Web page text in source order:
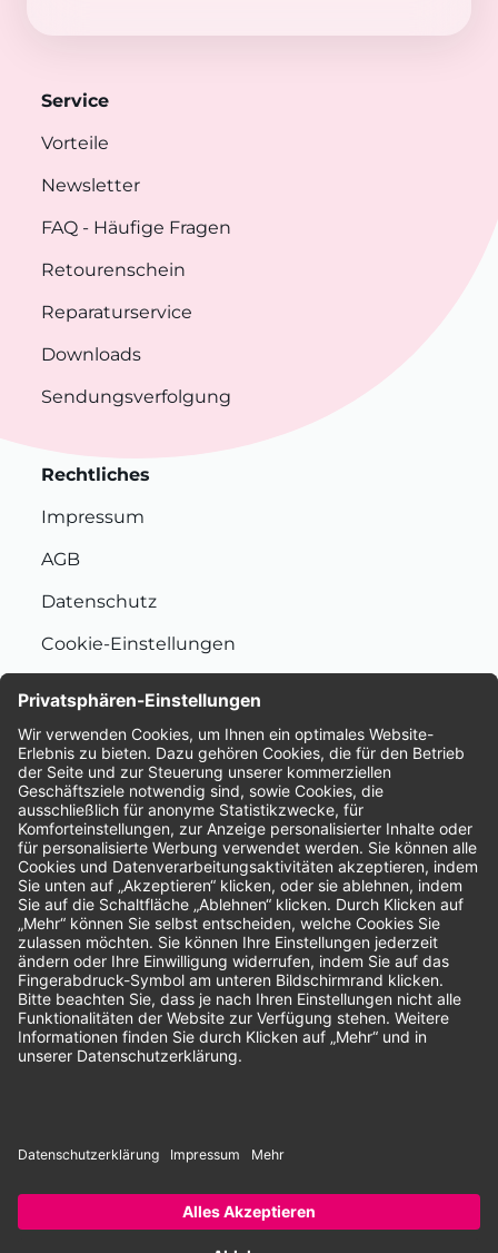
Service
Vorteile
Newsletter
FAQ - Häufige Fragen
Retourenschein
Reparaturservice
Downloads
Sendungsverfolgung
Rechtliches
Impressum
AGB
Datenschutz
Cookie-Einstellungen
Bewertungen
Unsere Zahlungsarten:
Rechnung SEPA-Lastschrift Vorkasse